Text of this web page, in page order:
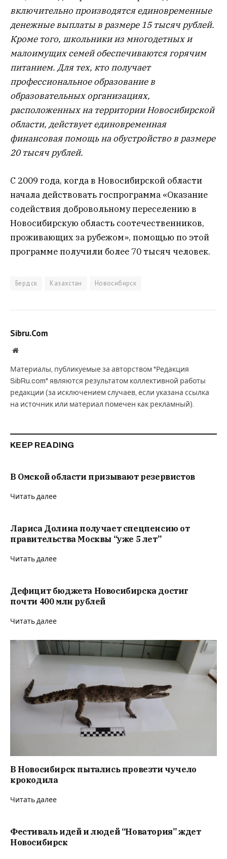
включительно производятся единовременные
денежные выплаты в размере 15 тысяч рублей.
Кроме того, школьники из многодетных и
малоимущих семей обеспечиваются горячим
питанием. Для тех, кто получает
профессиональное образование в
образовательных организациях,
расположенных на территории Новосибирской
области, действует единовременная
финансовая помощь на обустройство в размере
20 тысяч рублей.
С 2009 года, когда в Новосибирской области
начала действовать госпрограмма «Оказание
содействия добровольному переселению в
Новосибирскую область соотечественников,
проживающих за рубежом», помощью по этой
программе получили более 70 тысяч человек.
Бердск Казахстан Новосибирск
Sibru.Com
Website
Материалы, публикуемые за авторством "Редакция
SibRu.com" являются результатом коллективной работы
редакции (за исключением случаев, если указана ссылка
на источник или материал помечен как рекламный).
KEEP READING
В Омской области призывают резервистов
Читать далее
Лариса Долина получает спецпенсию от
правительства Москвы “уже 5 лет”
Читать далее
Дефицит бюджета Новосибирска достиг
почти 400 млн рублей
Читать далее
В Новосибирск пытались провезти чучело
крокодила
Читать далее
Фестиваль идей и людей “Новатория” ждет
Новосибирск